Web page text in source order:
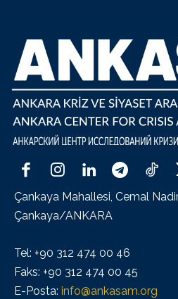
Çankaya Mahallesi, Cemal
Çankaya/ANKARA
Tel: +90 312 474 00 46
Faks: +90 312 474 00 45
E-Posta: info@ankasam.org